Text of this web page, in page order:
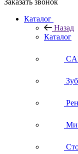
Заказать звонок
Каталог
Назад
Каталог